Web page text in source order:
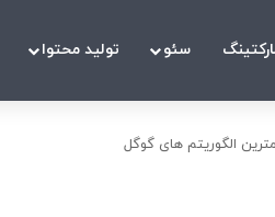
سئو تولید محتوا
الگوریتم های گوگل